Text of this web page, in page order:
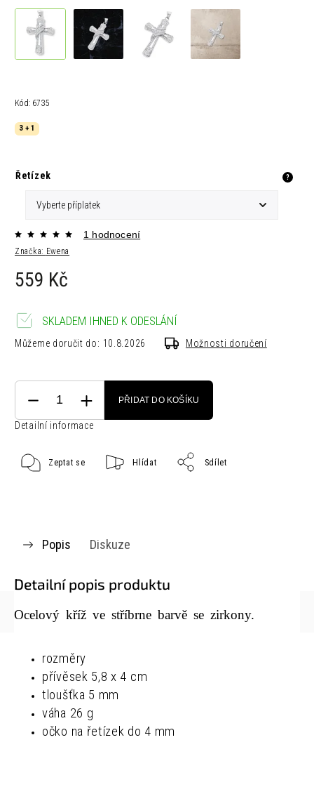
Kód: 6735
3 + 1
Řetízek ?
Značka: Ewena
1 hodnocení
559 Kč
SKLADEM IHNED K ODESLÁNÍ
Můžeme doručit do: 10.8.2026 Možnosti doručení
PŘIDAT DO KOŠÍKU
Detailní informace
Zeptat se Hlídat Sdílet
Popis Diskuze
Detailní popis produktu
Ocelový kříž ve stříbrne barvě se zirkony.
rozměry
přívěsek 5,8 x 4 cm
tloušťka 5 mm
váha 26 g
očko na řetízek do 4 mm